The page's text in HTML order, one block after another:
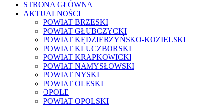
STRONA GŁÓWNA
AKTUALNOŚCI
POWIAT BRZESKI
POWIAT GŁUBCZYCKI
POWIAT KĘDZIERZYŃSKO-KOZIELSKI
POWIAT KLUCZBORSKI
POWIAT KRAPKOWICKI
POWIAT NAMYSŁOWSKI
POWIAT NYSKI
POWIAT OLESKI
OPOLE
POWIAT OPOLSKI